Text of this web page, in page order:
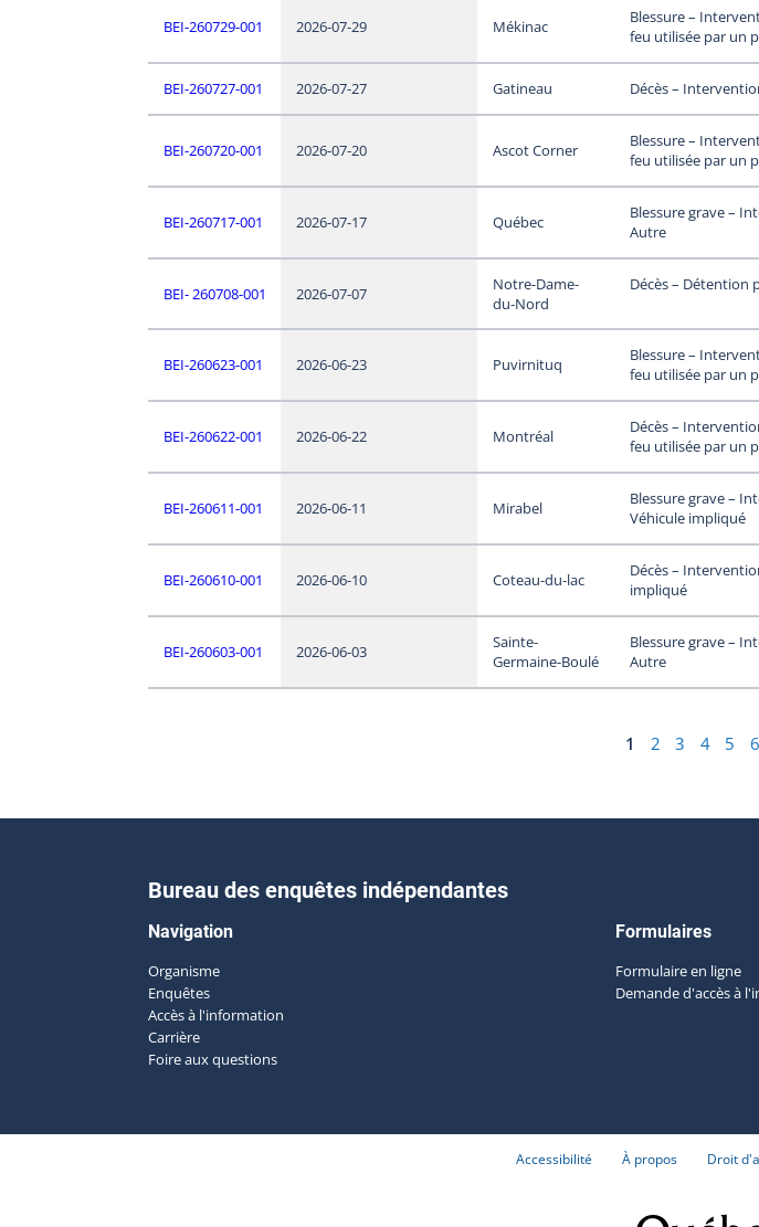
BEI-260729-001 2026-07-29 Mékinac
Blessure –
feu utilisée par un
BEI-260727-001 2026-07-27 Gatineau Décès –
BEI-260720-001 2026-07-20 Ascot Corner
Blessure –
feu utilisée par un
BEI-260717-001 2026-07-17 Québec
Blessure grave –
Autre
BEI- 260708-001 2026-07-07
Notre-Dame-
du-Nord
Décès – Détention
BEI-260623-001 2026-06-23 Puvirnituq
Blessure –
feu utilisée par un
BEI-260622-001 2026-06-22 Montréal
Décès –
feu utilisée par un
BEI-260611-001 2026-06-11 Mirabel
Blessure grave –
Véhicule impliqué
BEI-260610-001 2026-06-10 Coteau-du-lac
Décès –
impliqué
BEI-260603-001 2026-06-03
Sainte-
Germaine-Boulé
Blessure grave –
Autre
1 2 3 4 5 6
Bureau des enquêtes indépendantes
Navigation
Organisme
Enquêtes
Accès à l'information
Carrière
Foire aux questions
Formulaires
Formulaire en ligne
Demande d'accès à
Accessibilité À propos Droit